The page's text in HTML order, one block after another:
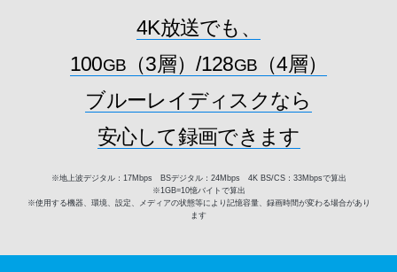
4K放送でも、
100GB （3層）/128GB
（4層）
ブルーレイディスクなら
安心して録画できます
※地上波デジタル：17Mbps BSデジタル：24Mbps 4K BS/CS：33Mbpsで算出
※1GB=10憶バイトで算出
※使用する機器、環境、設定、メディアの状態等により記憶容量、録画時間が変わる場合があり
ます